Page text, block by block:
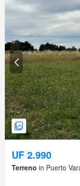
UF 2.990
Terreno in Puerto